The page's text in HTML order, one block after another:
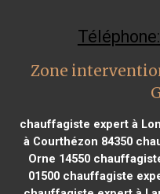
Zone
chauffagiste expert à
à Courthézon 84350
Orne 14550
01500chauffagiste